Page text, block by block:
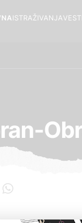
VESTI
ISTRAŽIVANJA